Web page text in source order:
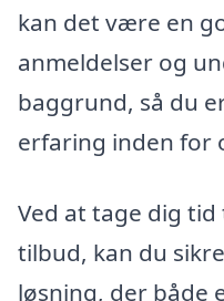
kan det være en
anmeldelser og
baggrund, så du
erfaring inden for
Ved at tage dig
tilbud, kan du
løsning, der både